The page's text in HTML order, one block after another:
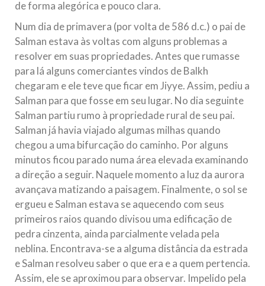
de forma alegórica e pouco clara.
Num dia de primavera (por volta de 586 d.c.) o pai de
Salman estava às voltas com alguns problemas a
resolver em suas propriedades. Antes que rumasse
para lá alguns comerciantes vindos de Balkh
chegaram e ele teve que ficar em Jiyye. Assim, pediu a
Salman para que fosse em seu lugar. No dia seguinte
Salman partiu rumo à propriedade rural de seu pai.
Salman já havia viajado algumas milhas quando
chegou a uma bifurcação do caminho. Por alguns
minutos ficou parado numa área elevada examinando
a direção a seguir. Naquele momento a luz da aurora
avançava matizando a paisagem. Finalmente, o sol se
ergueu e Salman estava se aquecendo com seus
primeiros raios quando divisou uma edificação de
pedra cinzenta, ainda parcialmente velada pela
neblina. Encontrava-se a alguma distância da estrada
e Salman resolveu saber o que era e a quem pertencia.
Assim, ele se aproximou para observar. Impelido pela